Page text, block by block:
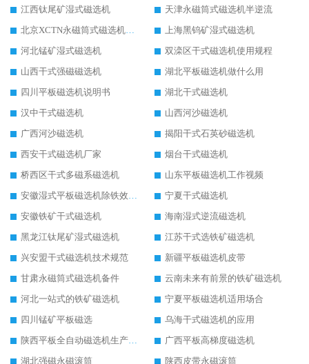
江西钛尾矿湿式磁选机
天津永磁筒式磁选机半逆流
北京XCTN永磁筒式磁选机磁块位置
上海黑钨矿湿式磁选机
河北锰矿湿式磁选机
双滦区干式磁选机使用规程
山西干式强磁磁选机
湖北平板磁选机做什么用
四川平板磁选机说明书
湖北干式磁选机
汉中干式磁选机
山西河沙磁选机
广西河沙磁选机
揭阳干式石英砂磁选机
西安干式磁选机厂家
烟台干式磁选机
桥西区干式多磁系磁选机
山东平板磁选机工作视频
安徽湿式平板磁选机除铁效果怎么样
宁夏干式磁选机
安徽铁矿干式磁选机
海南湿式逆流磁选机
黑龙江钛尾矿湿式磁选机
江苏干式选铁矿磁选机
兴安盟干式磁选机技术规范
新疆平板磁选机皮带
甘肃永磁筒式磁选机备件
云南未来有前景的铁矿磁选机
河北一站式的铁矿磁选机
宁夏平板磁选机适用场合
四川锰矿平板磁选
乌海干式磁选机的应用
陕西平板全自动磁选机生产厂家
广西平板高梯度磁选机
湖北强磁永磁滚筒
陕西皮带永磁滚筒